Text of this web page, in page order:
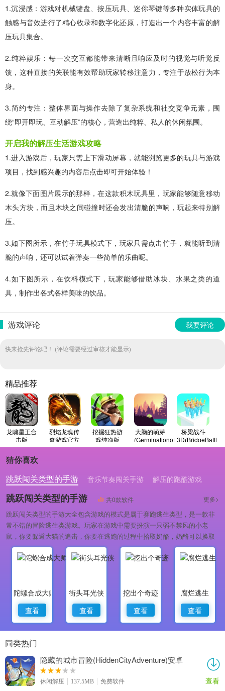
1.沉浸感：游戏对机械键盘、按压玩具、迷你琴键等多种实体玩具的
触感与音效进行了精心收录和数字化还原，打造出一个内容丰富的解
压玩具集合。
2.纯粹娱乐：每一次交互都能带来清晰且响应及时的视觉与听觉反
馈，这种直接的关联能有效帮助玩家转移注意力，专注于放松行为本
身。
3.简约专注：整体界面与操作去除了复杂系统和社交竞争元素，围
绕“即开即玩、互动解压”的核心，营造出纯粹、私人的休闲氛围。
开启我的解压生活游戏攻略
1.进入游戏后，玩家只需上下滑动屏幕，就能浏览更多的玩具与游戏
项目，找到感兴趣的内容后点击即可开始体验！
2.就像下面图片展示的那样，在这款积木玩具里，玩家能够随意移动
木头方块，而且木块之间碰撞时还会发出清脆的声响，玩起来特别解
压。
3.如下图所示，在竹子玩具模式下，玩家只需点击竹子，就能听到清
脆的声响，还可以试着弹奏一些简单的乐曲呢。
4.如下图所示，在饮料模式下，玩家能够借助冰块、水果之类的道
具，制作出各式各样美味的饮品。
游戏评论 我要评论
快来抢先评论吧！ (评论需要经过审核才能显示)
精品推荐
龙啸星王合
击版
烈焰龙魂传
奇游戏官方
版
挖掘狂热游
戏纯净版
大脑的萌芽
(GerminationofBrain)
免费原版
桥梁战斗
3D(BridgeBattle)
手游免费版
猜你喜欢
跳跃闯关类型的手游
音乐节奏闯关手游 解压的跑酷游戏
跳跃闯关类型的手游 共0款软件 更多>
跳跃闯关类型的手游大全包含游戏的模式是属于赛跑逃生类型，是一款非
常不错的冒险逃生类游戏。玩家在游戏中需要扮演一只弱不禁风的小老
鼠，你要躲避大猫的追击，你要在逃跑的过程中拾取奶酪，奶酪可以换取
金币。
陀螺合成大师
查看
街头耳光侠
查看
挖出个奇迹
查看
腐烂逃生
查看
同类热门
隐藏的城市冒险(HiddenCityAdventure)安卓
版
休闲解压 137.5MB 免费软件 查看